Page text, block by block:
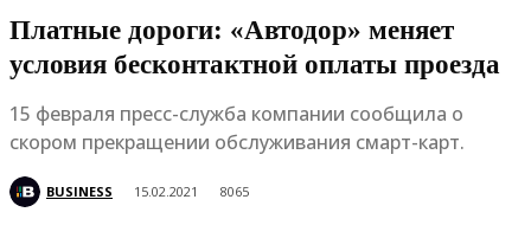
Платные дороги: «Автодор» меняет
условия бесконтактной оплаты проезда
15 февраля пресс-служба компании сообщила о
скором прекращении обслуживания смарт-карт.
BUSINESS 15.02.2021 8065